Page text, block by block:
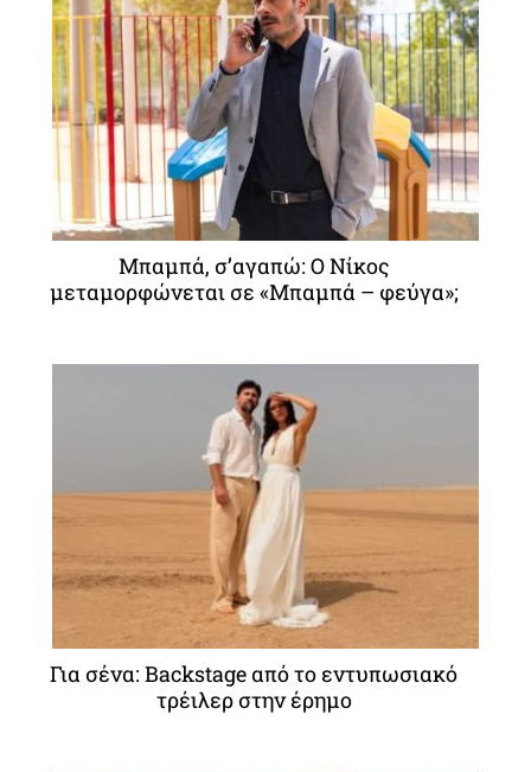
Μπαμπά, σ’αγαπώ: O Νίκος
μεταμορφώνεται σε «Μπαμπά – φεύγα»;
Για σένα: Backstage από το εντυπωσιακό
τρέιλερ στην έρημο